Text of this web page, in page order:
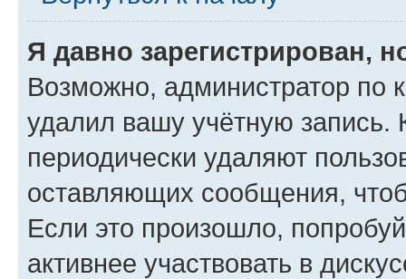
Я давно зарегистрирован,
Возможно, администратор по
удалил вашу учётную запись.
периодически удаляют
оставляющих сообщения,
Если это произошло,
активнее участвовать в